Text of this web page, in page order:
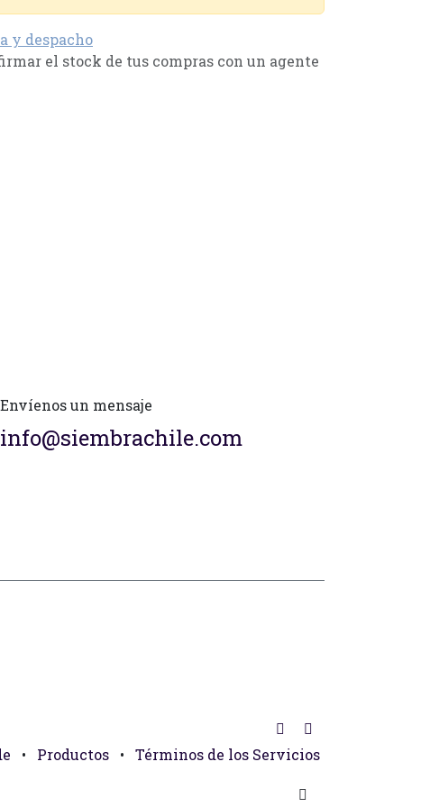
y despacho
el stock de tus compras con un agente
Envíenos un mensaje
info@siembrachile.com
• Productos • Términos de los Servicios